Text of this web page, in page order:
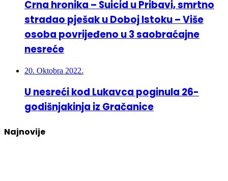
Crna hronika – Suicid u Pribavi, smrtno
stradao pješak u Doboj Istoku – Više
osoba povrijeđeno u 3 saobraćajne
nesreće
20. Oktobra 2022.
U nesreći kod Lukavca poginula 26-
godišnjakinja iz Gračanice
Najnovije